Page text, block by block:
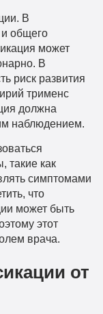
В
и общего
может
В
риск развития
трименс
должна
наблюдением.
такие как
симптомами
что
может быть
этот
врача.
от